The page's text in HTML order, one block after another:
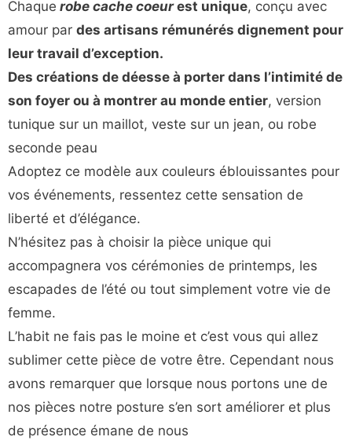
Chaque robe cache coeurest unique, conçu avec
amour par des artisans rémunérés dignement pour
leur travail d’exception.
Des créations de déesse à porter dans l’intimité de
son foyer ou à montrer au monde entier, version
tunique sur un maillot, veste sur un jean, ou robe
seconde peau
Adoptez ce modèle aux couleurs éblouissantes pour
vos événements, ressentez cette sensation de
liberté et d’élégance.
N’hésitez pas à choisir la pièce unique qui
accompagnera vos cérémonies de printemps, les
escapades de l’été ou tout simplement votre vie de
femme.
L’habit ne fais pas le moine et c’est vous qui allez
sublimer cette pièce de votre être. Cependant nous
avons remarquer que lorsque nous portons une de
nos pièces notre posture s’en sort améliorer et plus
de présence émane de nous